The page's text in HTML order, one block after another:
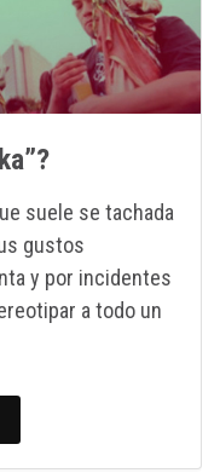
suele se tachada
gustos
y por incidentes
a todo un